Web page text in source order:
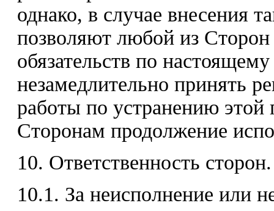
однако, в случае внесения
позволяют любой из Сторон
обязательств по
незамедлительно принять
работы по устранению
Сторонам продолжение
10. Ответственность сторон.
10.1. За неисполнение или